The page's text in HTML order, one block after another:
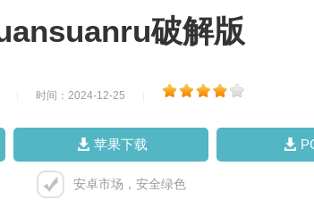
破解版
时间：2024-12-25
苹果下载
安卓市场，安全绿色